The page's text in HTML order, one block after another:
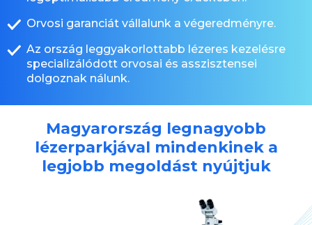
Orvosi garanciát vállalunk a végeredményre.
Az ország leggyakorlottabb lézeres kezelésre
specializálódott orvosai és asszisztensei
dolgoznak nálunk.
Magyarország legnagyobb
lézerparkjával mindenkinek a
legjobb megoldást nyújtjuk